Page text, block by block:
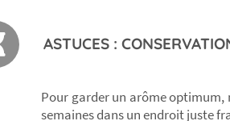
ASTUCES :
Pour garder un arôme optimum,
semaines dans un endroit juste